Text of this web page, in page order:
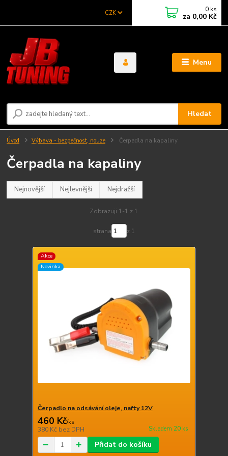
Menu
CZK
Hledat
0 ks
za 0,00 Kč
Úvod Výbava - bezpečnost, nouze Čerpadla na kapaliny
Čerpadla na kapaliny
Nejnovější Nejlevnější Nejdražší
Zobrazuji 1-1 z 1
strana z 1
Akce
Novinka
Čerpadlo na odsávání oleje, nafty 12V
460 Kč/ks
380 Kč bez DPH Skladem 20 ks
Přidat do košíku